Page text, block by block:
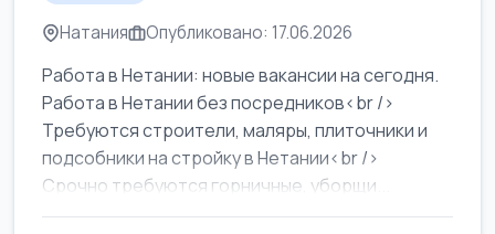
Натания Опубликовано: 17.06.2026
Работа в Нетании: новые вакансии на сегодня.
Работа в Нетании без посредников<br />
Требуются строители, маляры, плиточники и
подсобники на стройку в Нетании<br />
Срочно требуются горничные, уборщи...